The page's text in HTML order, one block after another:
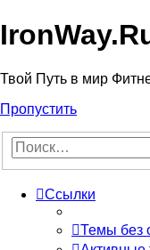
Твой Путь в мир
Пропустить
Ссылки
Темы без